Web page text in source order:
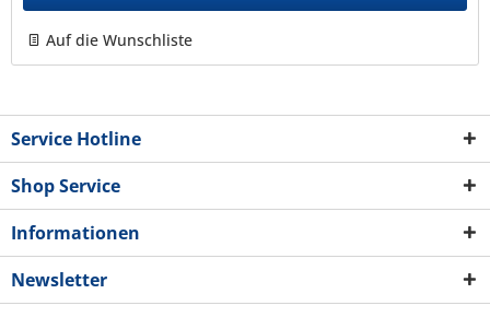
Auf die Wunschliste
Service Hotline
Shop Service
Informationen
Newsletter